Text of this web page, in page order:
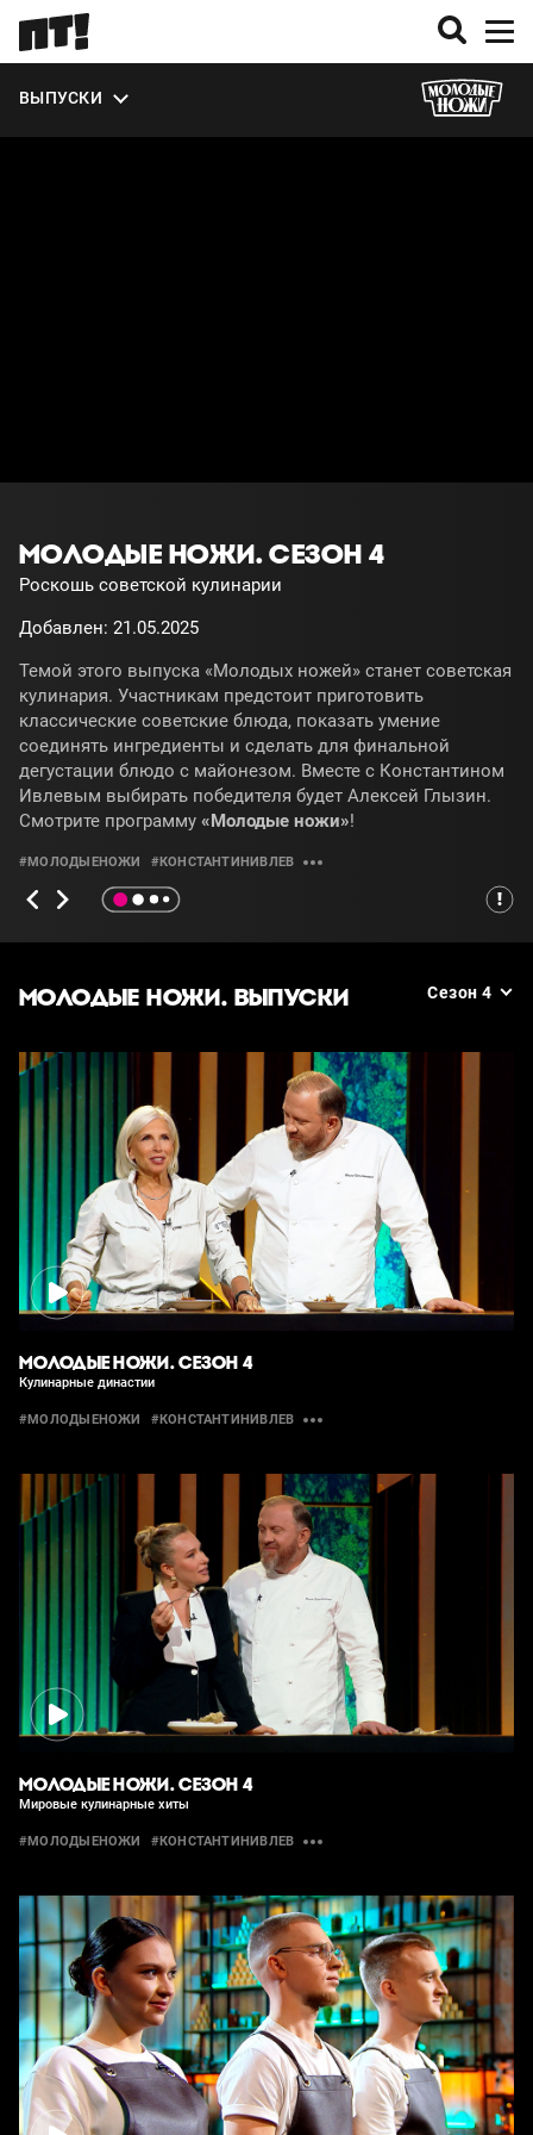
ВЫПУСКИ
О СЕЗОНЕ
МОЛОДЫЕ НОЖИ. СЕЗОН 4
Роскошь советской кулинарии
Добавлен: 21.05.2025
Темой этого выпуска «Молодых ножей» станет советская
кулинария. Участникам предстоит приготовить
классические советские блюда, показать умение
соединять ингредиенты и сделать для финальной
дегустации блюдо с майонезом. Вместе с Константином
Ивлевым выбирать победителя будет Алексей Глызин.
Смотрите программу «Молодые ножи»!
#МОЛОДЫЕНОЖИ #КОНСТАНТИНИВЛЕВ
МОЛОДЫЕ НОЖИ. ВЫПУСКИ Сезон 4
МОЛОДЫЕ НОЖИ. СЕЗОН 4
Кулинарные династии
#МОЛОДЫЕНОЖИ #КОНСТАНТИНИВЛЕВ
МОЛОДЫЕ НОЖИ. СЕЗОН 4
Мировые кулинарные хиты
#МОЛОДЫЕНОЖИ #КОНСТАНТИНИВЛЕВ